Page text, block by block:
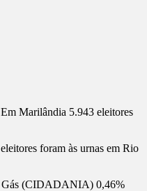
Marilândia 5.943 eleitores
foram às urnas em Rio
Gás (CIDADANIA) 0,46%